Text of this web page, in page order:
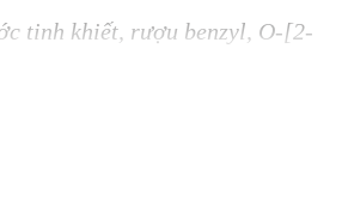
tinh khiết, rượu benzyl, O-[2-
natri polyoxyetylen lauryl
methylisothiazolinone,